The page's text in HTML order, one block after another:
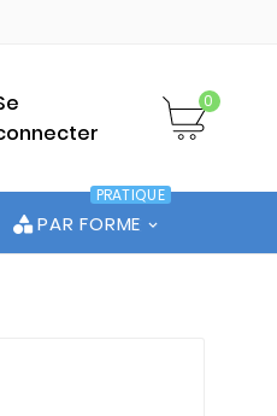
0
PAR FORME
PRATIQUE